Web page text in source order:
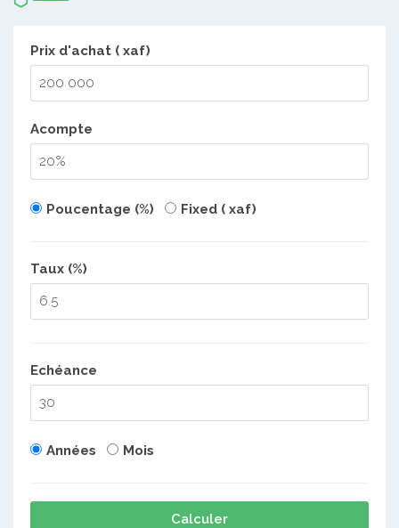
Prix d'achat ( xaf)
Acompte
Poucentage (%) Fixed ( xaf)
Taux (%)
Echéance
Années Mois
Calculer